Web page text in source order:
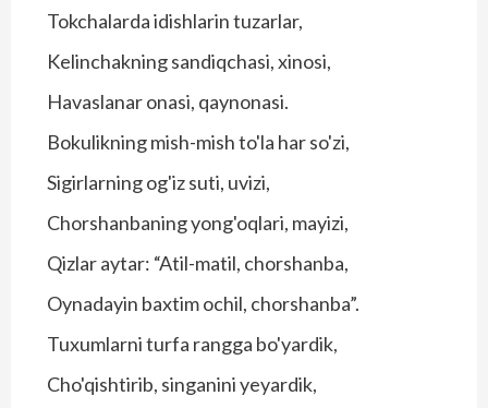
Tokchalarda idishlarin tuzarlar,
Kelinchakning sandiqchasi, xinosi,
Havaslanar onasi, qaynonasi.
Bokulikning mish-mish to'la har so'zi,
Sigirlarning og'iz suti, uvizi,
Chorshanbaning yong'oqlari, mayizi,
Qizlar aytar: “Atil-matil, chorshanba,
Oynadayin baxtim ochil, chorshanba”.
Tuxumlarni turfa rangga bo'yardik,
Cho'qishtirib, singanini yeyardik,